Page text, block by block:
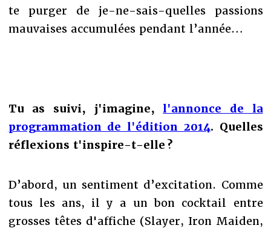
te purger de je-ne-sais-quelles passions
mauvaises accumulées pendant l’année…
Tu as suivi, j'imagine, l'annonce de la
programmation de l'édition 2014. Quelles
réflexions t'inspire-t-elle ?
D’abord, un sentiment d’excitation. Comme
tous les ans, il y a un bon cocktail entre
grosses têtes d'affiche (Slayer, Iron Maiden,